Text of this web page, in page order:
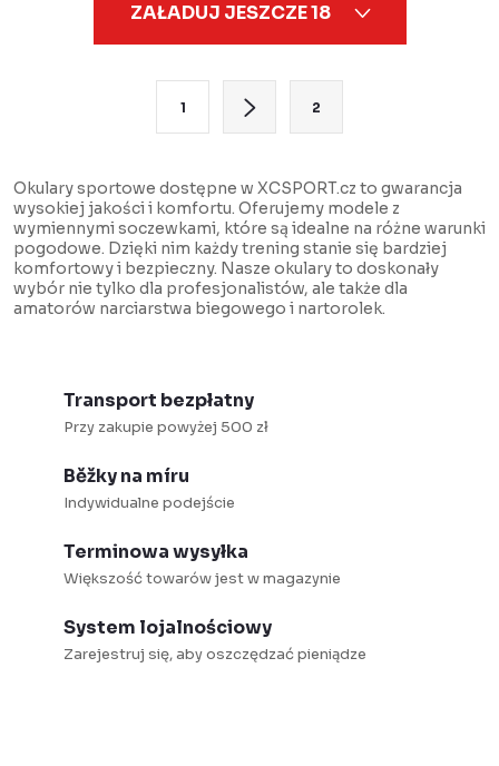
l
k
i
l
i
ZAŁADUJ JESZCZE 18
i
n
a
c
j
1 2
Okulary sportowe dostępne w XCSPORT.cz to gwarancja
wysokiej jakości i komfortu. Oferujemy modele z
wymiennymi soczewkami, które są idealne na różne warunki
pogodowe. Dzięki nim każdy trening stanie się bardziej
komfortowy i bezpieczny. Nasze okulary to doskonały
wybór nie tylko dla profesjonalistów, ale także dla
amatorów narciarstwa biegowego i nartorolek.
Transport bezpłatny
Przy zakupie powyżej 500 zł
Běžky na míru
Indywidualne podejście
Terminowa wysyłka
Większość towarów jest w magazynie
System lojalnościowy
Zarejestruj się, aby oszczędzać pieniądze